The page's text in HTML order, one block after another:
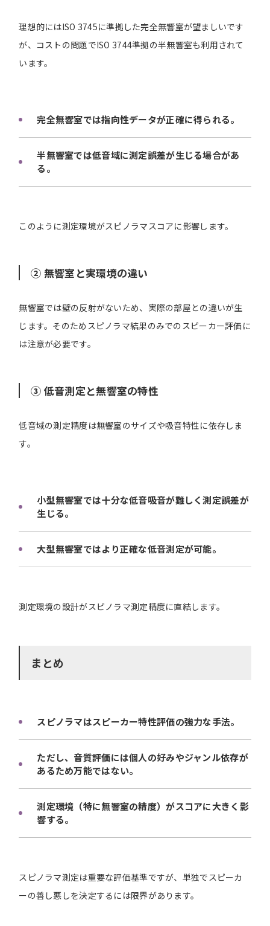
理想的にはISO 3745に準拠した完全無響室が望ましいです
が、コストの問題でISO 3744準拠の半無響室も利用されて
います。
完全無響室では指向性データが正確に得られる。
半無響室では低音域に測定誤差が生じる場合があ
る。
このように測定環境がスピノラマスコアに影響します。
② 無響室と実環境の違い
無響室では壁の反射がないため、実際の部屋との違いが生
じます。そのためスピノラマ結果のみでのスピーカー評価に
は注意が必要です。
③ 低音測定と無響室の特性
低音域の測定精度は無響室のサイズや吸音特性に依存しま
す。
小型無響室では十分な低音吸音が難しく測定誤差が
生じる。
大型無響室ではより正確な低音測定が可能。
測定環境の設計がスピノラマ測定精度に直結します。
まとめ
スピノラマはスピーカー特性評価の強力な手法。
ただし、音質評価には個人の好みやジャンル依存が
あるため万能ではない。
測定環境（特に無響室の精度）がスコアに大きく影
響する。
スピノラマ測定は重要な評価基準ですが、単独でスピーカ
ーの善し悪しを決定するには限界があります。